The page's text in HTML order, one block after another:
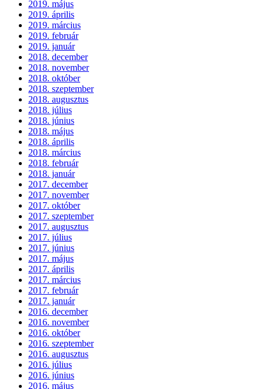
2019. május
2019. április
2019. március
2019. február
2019. január
2018. december
2018. november
2018. október
2018. szeptember
2018. augusztus
2018. július
2018. június
2018. május
2018. április
2018. március
2018. február
2018. január
2017. december
2017. november
2017. október
2017. szeptember
2017. augusztus
2017. július
2017. június
2017. május
2017. április
2017. március
2017. február
2017. január
2016. december
2016. november
2016. október
2016. szeptember
2016. augusztus
2016. július
2016. június
2016. május